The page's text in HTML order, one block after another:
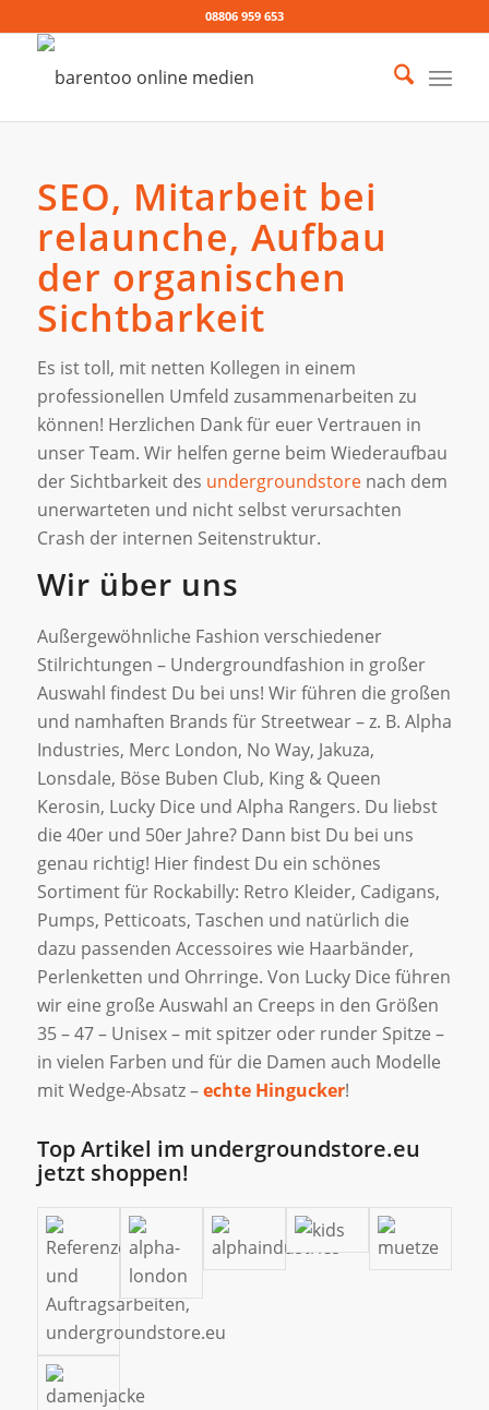
08806 959 653
SEO, Mitarbeit bei
relaunche, Aufbau
der organischen
Sichtbarkeit
Es ist toll, mit netten Kollegen in einem
professionellen Umfeld zusammenarbeiten zu
können! Herzlichen Dank für euer Vertrauen in
unser Team. Wir helfen gerne beim Wiederaufbau
der Sichtbarkeit des undergroundstorenach dem
unerwarteten und nicht selbst verursachten
Crash der internen Seitenstruktur.
Wir über uns
Außergewöhnliche Fashion verschiedener
Stilrichtungen – Undergroundfashion in großer
Auswahl findest Du bei uns! Wir führen die großen
und namhaften Brands für Streetwear – z. B. Alpha
Industries, Merc London, No Way, Jakuza,
Lonsdale, Böse Buben Club, King & Queen
Kerosin, Lucky Dice und Alpha Rangers. Du liebst
die 40er und 50er Jahre? Dann bist Du bei uns
genau richtig! Hier findest Du ein schönes
Sortiment für Rockabilly: Retro Kleider, Cadigans,
Pumps, Petticoats, Taschen und natürlich die
dazu passenden Accessoires wie Haarbänder,
Perlenketten und Ohrringe. Von Lucky Dice führen
wir eine große Auswahl an Creeps in den Größen
35 – 47 – Unisex – mit spitzer oder runder Spitze –
in vielen Farben und für die Damen auch Modelle
mit Wedge-Absatz –echte Hingucker!
Top Artikel im undergroundstore.eu
jetzt shoppen!